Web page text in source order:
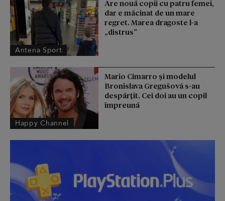
Antena Sport
Are nouă copii cu patru femei,
dar e măcinat de un mare
regret. Marea dragoste l-a
„distrus”
Happy Channel
Mario Cimarro și modelul
Bronislava Gregušová s-au
despărțit. Cei doi au un copil
împreună